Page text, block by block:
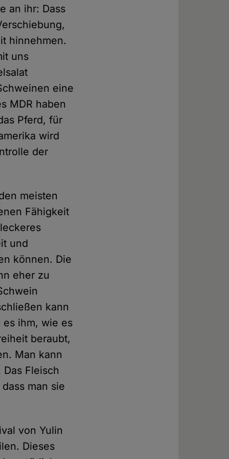
an ihr: Dass
hinnehmen.
uns
eine
MDR haben
Pferd, für
wird
der
meisten
Fähigkeit
und
können. Die
eher zu
kann
ihm, wie es
beraubt,
Man kann
Fleisch
man sie
von Yulin
Dieses